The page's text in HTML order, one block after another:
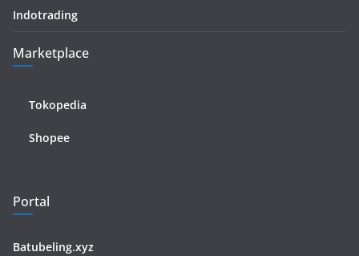
Indotrading
Marketplace
Tokopedia
Shopee
Portal
Batubeling.xyz